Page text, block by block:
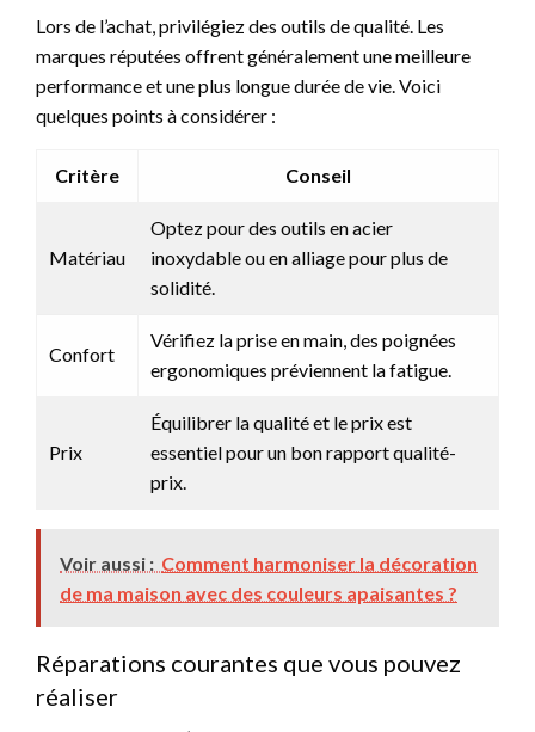
Lors de l’achat, privilégiez des outils de qualité. Les
marques réputées offrent généralement une meilleure
performance et une plus longue durée de vie. Voici
quelques points à considérer :
Critère Conseil
Matériau
Optez pour des outils en acier
inoxydable ou en alliage pour plus de
solidité.
Confort
Vérifiez la prise en main, des poignées
ergonomiques préviennent la fatigue.
Prix
Équilibrer la qualité et le prix est
essentiel pour un bon rapport qualité-
prix.
Voir aussi : Comment harmoniser la décoration
de ma maison avec des couleurs apaisantes ?
Réparations courantes que vous pouvez
réaliser